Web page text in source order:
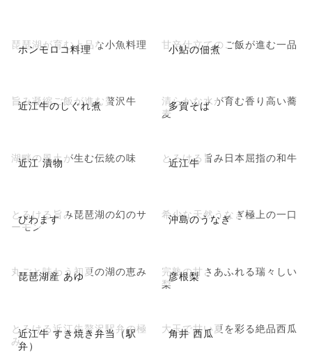
ホンモロコ料理
琵琶湖が育む上品な小魚料理 小鮎の佃煮
甘辛仕立てのご飯が進む一品
近江牛のしぐれ煮
旨み凝縮ご飯が進む贅沢牛 多賀そば
清らかな水が育む香り高い蕎
麦
近江 漬物
湖畔の風土が生む伝統の味 近江牛
とろける旨み日本屈指の和牛
びわます
とろける旨み琵琶湖の幻のサ
ーモン
沖島のうなぎ
希少な天然うなぎ極上の一口
琵琶湖産 あゆ
丸ごと味わう初夏の湖の恵み 彦根梨
完熟の甘さあふれる瑞々しい
梨
近江牛 すき焼き弁当（駅
弁）
とろける近江牛贅沢駅弁の極
み
角井 西瓜
大玉で甘い夏を彩る絶品西瓜